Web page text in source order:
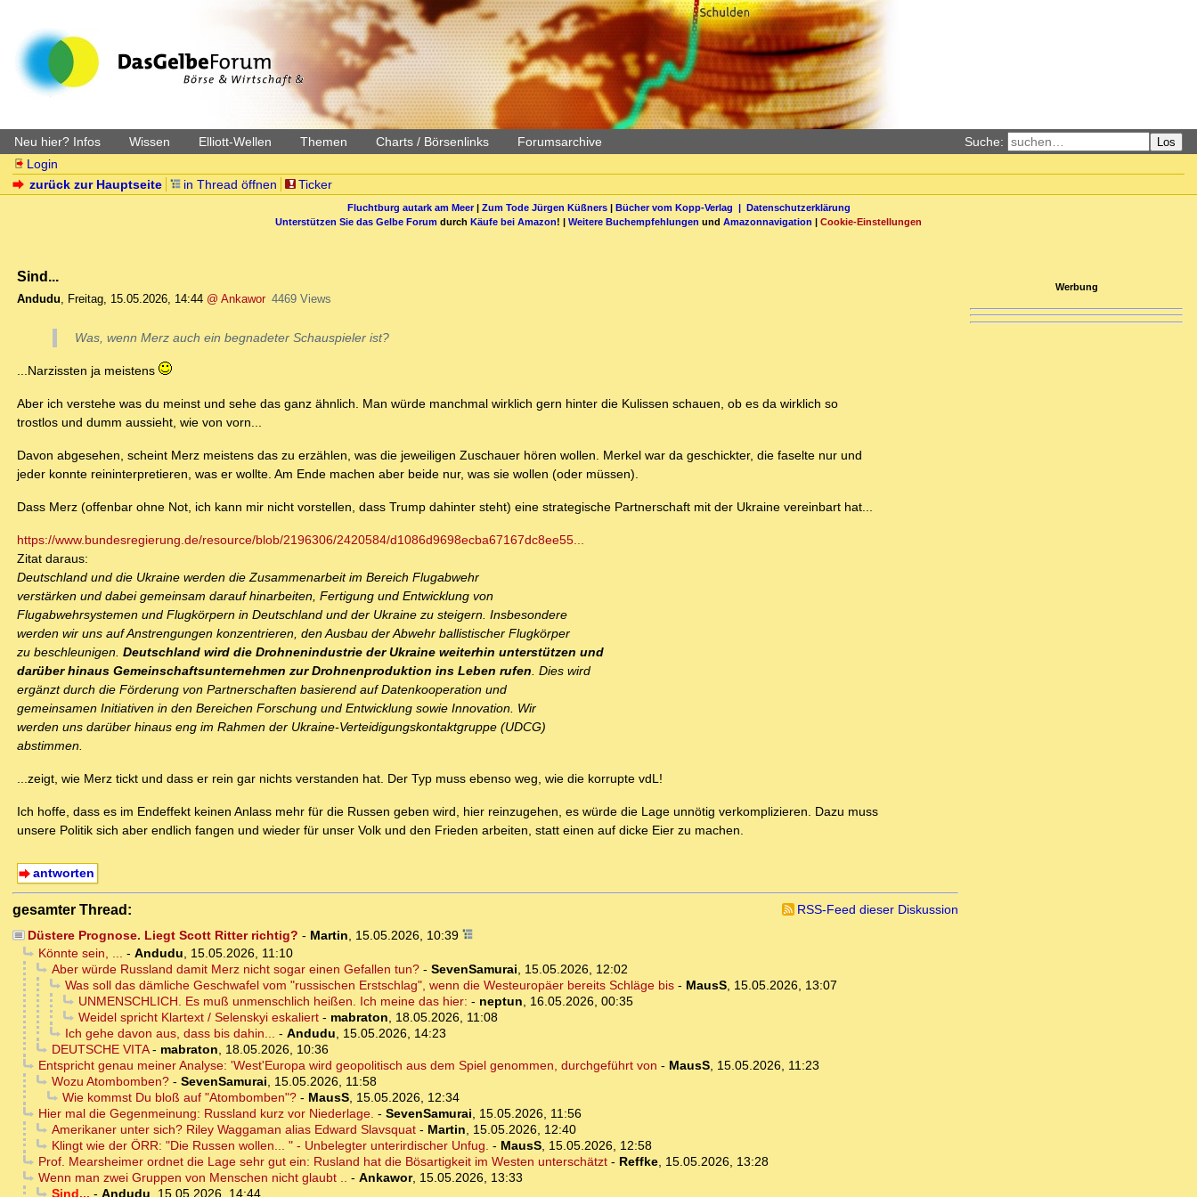
Neu hier? Infos Wissen Elliott-Wellen Themen Charts / Börsenlinks Forumsarchive Suche: Los
Login
zurück zur Hauptseite
in Thread öffnen Ticker
Fluchtburg autark am Meer| Zum Tode Jürgen Küßners| Bücher vom Kopp-Verlag | Datenschutzerklärung
Unterstützen Sie das Gelbe Forum durch Käufe bei Amazon! | Weitere Buchempfehlungen und Amazonnavigation | Cookie-Einstellungen
Sind...
Andudu, Freitag, 15.05.2026, 14:44 @ Ankawor 4469 Views
Was, wenn Merz auch ein begnadeter Schauspieler ist?
...Narzissten ja meistens
Aber ich verstehe was du meinst und sehe das ganz ähnlich. Man würde manchmal wirklich gern hinter die Kulissen schauen, ob es da wirklich so
trostlos und dumm aussieht, wie von vorn...
Davon abgesehen, scheint Merz meistens das zu erzählen, was die jeweiligen Zuschauer hören wollen. Merkel war da geschickter, die faselte nur und
jeder konnte reininterpretieren, was er wollte. Am Ende machen aber beide nur, was sie wollen (oder müssen).
Dass Merz (offenbar ohne Not, ich kann mir nicht vorstellen, dass Trump dahinter steht) eine strategische Partnerschaft mit der Ukraine vereinbart hat...
https://www.bundesregierung.de/resource/blob/2196306/2420584/d1086d9698ecba67167dc8ee55...
Zitat daraus:
Deutschland und die Ukraine werden die Zusammenarbeit im Bereich Flugabwehr
verstärken und dabei gemeinsam darauf hinarbeiten, Fertigung und Entwicklung von
Flugabwehrsystemen und Flugkörpern in Deutschland und der Ukraine zu steigern. Insbesondere
werden wir uns auf Anstrengungen konzentrieren, den Ausbau der Abwehr ballistischer Flugkörper
zu beschleunigen. Deutschland wird die Drohnenindustrie der Ukraine weiterhin unterstützen und
darüber hinaus Gemeinschaftsunternehmen zur Drohnenproduktion ins Leben rufen. Dies wird
ergänzt durch die Förderung von Partnerschaften basierend auf Datenkooperation und
gemeinsamen Initiativen in den Bereichen Forschung und Entwicklung sowie Innovation. Wir
werden uns darüber hinaus eng im Rahmen der Ukraine-Verteidigungskontaktgruppe (UDCG)
abstimmen.
...zeigt, wie Merz tickt und dass er rein gar nichts verstanden hat. Der Typ muss ebenso weg, wie die korrupte vdL!
Ich hoffe, dass es im Endeffekt keinen Anlass mehr für die Russen geben wird, hier reinzugehen, es würde die Lage unnötig verkomplizieren. Dazu muss
unsere Politik sich aber endlich fangen und wieder für unser Volk und den Frieden arbeiten, statt einen auf dicke Eier zu machen.
antworten
gesamter Thread:
RSS-Feed dieser Diskussion
Düstere Prognose. Liegt Scott Ritter richtig? - Martin, 15.05.2026, 10:39
Könnte sein, ... - Andudu, 15.05.2026, 11:10
Aber würde Russland damit Merz nicht sogar einen Gefallen tun?- SevenSamurai, 15.05.2026, 12:02
Was soll das dämliche Geschwafel vom "russischen Erstschlag", wenn die Westeuropäer bereits Schläge bis- MausS, 15.05.2026, 13:07
UNMENSCHLICH. Es muß unmenschlich heißen. Ich meine das hier: - neptun, 16.05.2026, 00:35
Weidel spricht Klartext / Selenskyi eskaliert- mabraton, 18.05.2026, 11:08
Ich gehe davon aus, dass bis dahin... - Andudu, 15.05.2026, 14:23
DEUTSCHE VITA- mabraton, 18.05.2026, 10:36
Entspricht genau meiner Analyse: 'West'Europa wird geopolitisch aus dem Spiel genommen, durchgeführt von - MausS, 15.05.2026, 11:23
Wozu Atombomben?- SevenSamurai, 15.05.2026, 11:58
Wie kommst Du bloß auf "Atombomben"?- MausS, 15.05.2026, 12:34
Hier mal die Gegenmeinung: Russland kurz vor Niederlage. - SevenSamurai, 15.05.2026, 11:56
Amerikaner unter sich? Riley Waggaman alias Edward Slavsquat- Martin, 15.05.2026, 12:40
Klingt wie der ÖRR: "Die Russen wollen... " - Unbelegter unterirdischer Unfug. - MausS, 15.05.2026, 12:58
Prof. Mearsheimer ordnet die Lage sehr gut ein: Rusland hat die Bösartigkeit im Westen unterschätzt- Reffke, 15.05.2026, 13:28
Wenn man zwei Gruppen von Menschen nicht glaubt .. - Ankawor, 15.05.2026, 13:33
Sind... - Andudu 15.05.2026, 14:44
Werbung